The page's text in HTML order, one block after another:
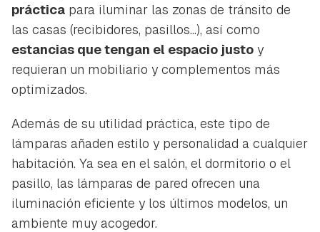
práctica para iluminar las zonas de tránsito de
las casas (recibidores, pasillos...), así como
estancias que tengan el espacio justo y
requieran un mobiliario y complementos más
optimizados.
Además de su utilidad práctica, este tipo de
lámparas añaden estilo y personalidad a cualquier
habitación. Ya sea en el salón, el dormitorio o el
pasillo, las lámparas de pared ofrecen una
iluminación eficiente y los últimos modelos, un
ambiente muy acogedor.